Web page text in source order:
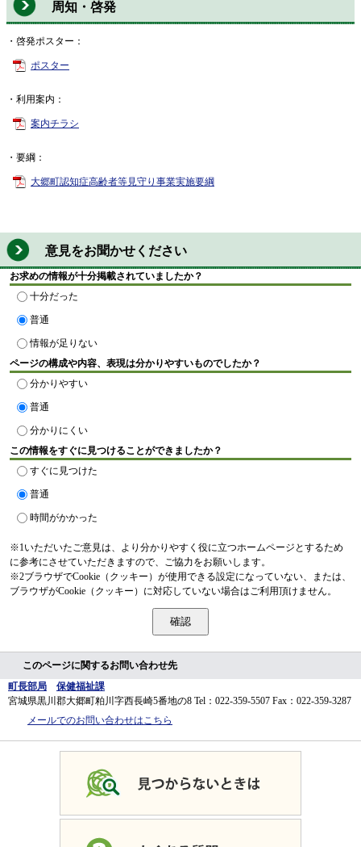
周知・啓発
・啓発ポスター：
ポスター
・利用案内：
案内チラシ
・要綱：
大郷町認知症高齢者等見守り事業実施要綱
意見をお聞かせください
お求めの情報が十分掲載されていましたか？
十分だった
普通
情報が足りない
ページの構成や内容、表現は分かりやすいものでしたか？
分かりやすい
普通
分かりにくい
この情報をすぐに見つけることができましたか？
すぐに見つけた
普通
時間がかかった
※1いただいたご意見は、より分かりやすく役に立つホームページとするため
に参考にさせていただきますので、ご協力をお願いします。
※2ブラウザでCookie（クッキー）が使用できる設定になっていない、または、
ブラウザがCookie（クッキー）に対応していない場合はご利用頂けません。
このページに関するお問い合わせ先
町長部局
保健福祉課
宮城県黒川郡大郷町粕川字西長崎5番地の8 Tel：022-359-5507 Fax：022-359-3287
メールでのお問い合わせはこちら